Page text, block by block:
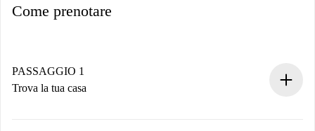
Come prenotare
PASSAGGIO 1
Trova la tua casa